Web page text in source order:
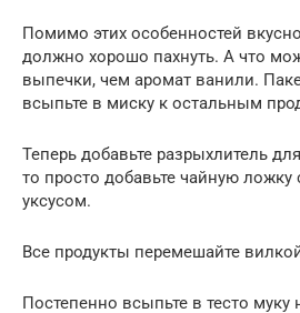
Помимо этих особенностей
должно хорошо пахнуть. А что
выпечки, чем аромат ванили.
всыпьте в миску к остальным
Теперь добавьте разрыхлитель
то просто добавьте чайную
уксусом.
Все продукты перемешайте
Постепенно всыпьте в тесто